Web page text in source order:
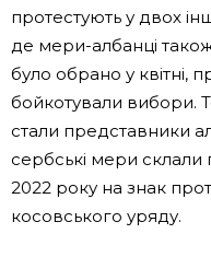
протестують у двох
де мери-албанці
було обрано у квітні,
бойкотували вибори.
стали представники
сербські мери
2022 року на знак
косовського уряду.